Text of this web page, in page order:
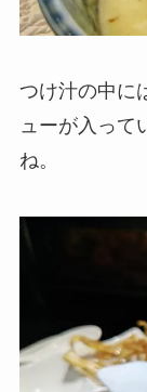
つけ汁の中に
ューが入って
ね。